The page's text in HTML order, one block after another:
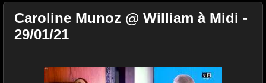
Caroline Munoz @ William à Midi -
29/01/21